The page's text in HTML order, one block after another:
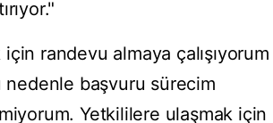
randevu almaya çalışıyorum
nedenle başvuru sürecim
Yetkililere ulaşmak için